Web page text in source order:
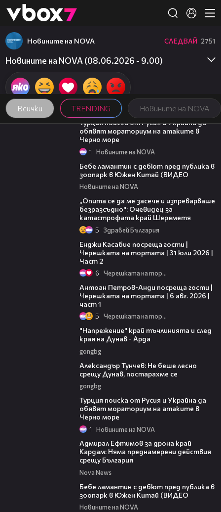
👾
Всички TRENDING Новините на NOVA
Новините на NOVA СЛЕДВАЙ 2751
Новините на NOVA (08.06.2026 - 9.00)
03:02
Турция поиска от Русия и Украйна да
обявят мораториум на атаките в
Черно море
1 Новините на NOVA
Бебе ламантин с дебют пред публика в
зоопарк в Южен Китай (ВИДЕО
Новините на NOVA
„Опита се да ме засече и изпреварваше
безразсъдно“: Очевидец за
катастрофата край Шереметя
5 Здравей България
Енджи Касабие посреща гости |
Черешката на тортата | 31 юли 2026 |
Част 2
6 Черешката на тортата
Антоан Петров-Анди посреща гости |
Черешката на тортата | 6 авг. 2026 |
част 1
5 Черешката на тортата
"Напрежение" край тъчлинията и след
края на Дунав - Арда
gongbg
Александър Тунчев: Не беше лесно
срещу Дунав, постарахме се
gongbg
Турция поиска от Русия и Украйна да
обявят мораториум на атаките в
Черно море
1 Новините на NOVA
Адмирал Ефтимов за дрона край
Кардам: Няма преднамерени действия
срещу България
Nova News
Бебе ламантин с дебют пред публика в
зоопарк в Южен Китай (ВИДЕО
Новините на NOVA